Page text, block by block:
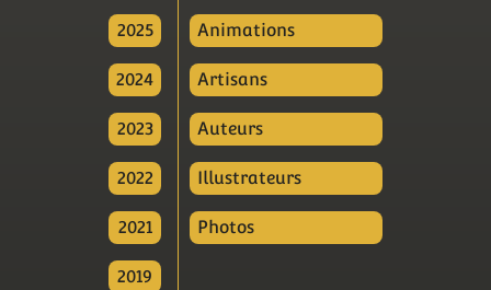
2025
2024
2023
2022
2021
2019
Animations
Artisans
Auteurs
Illustrateurs
Photos